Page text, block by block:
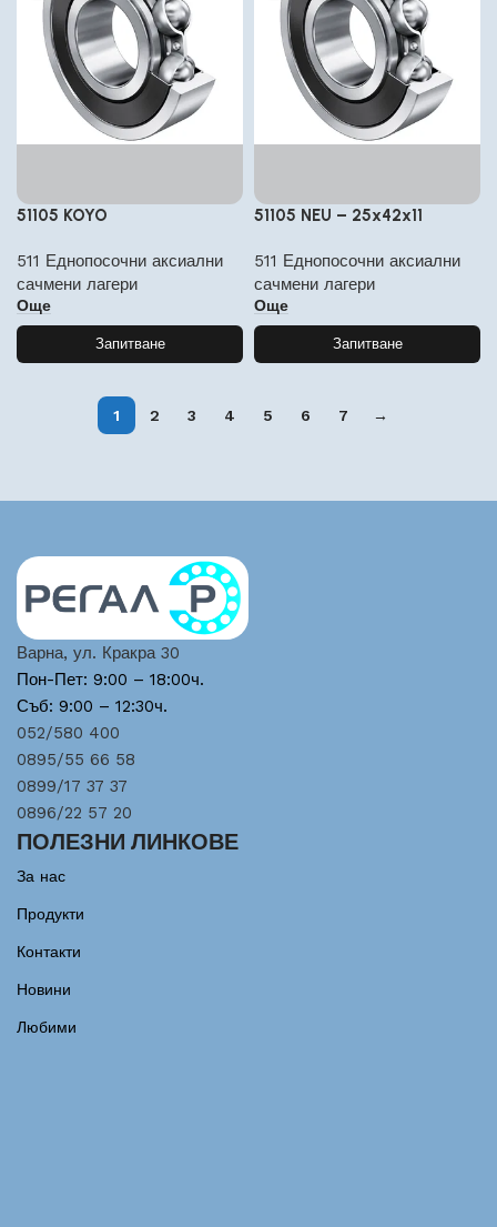
51105 KOYO
511 Еднопосочни аксиални
сачмени лагери
Още
Запитване
51105 NEU – 25x42x11
511 Еднопосочни аксиални
сачмени лагери
Още
Запитване
1 2 3 4 5 6 7 →
Варна, ул. Кракра 30
Пон-Пет: 9:00 – 18:00ч.
Съб: 9:00 – 12:30ч.
052/580 400
0895/55 66 58
0899/17 37 37
0896/22 57 20
ПОЛЕЗНИ ЛИНКОВЕ
За нас
Продукти
Контакти
Новини
Любими